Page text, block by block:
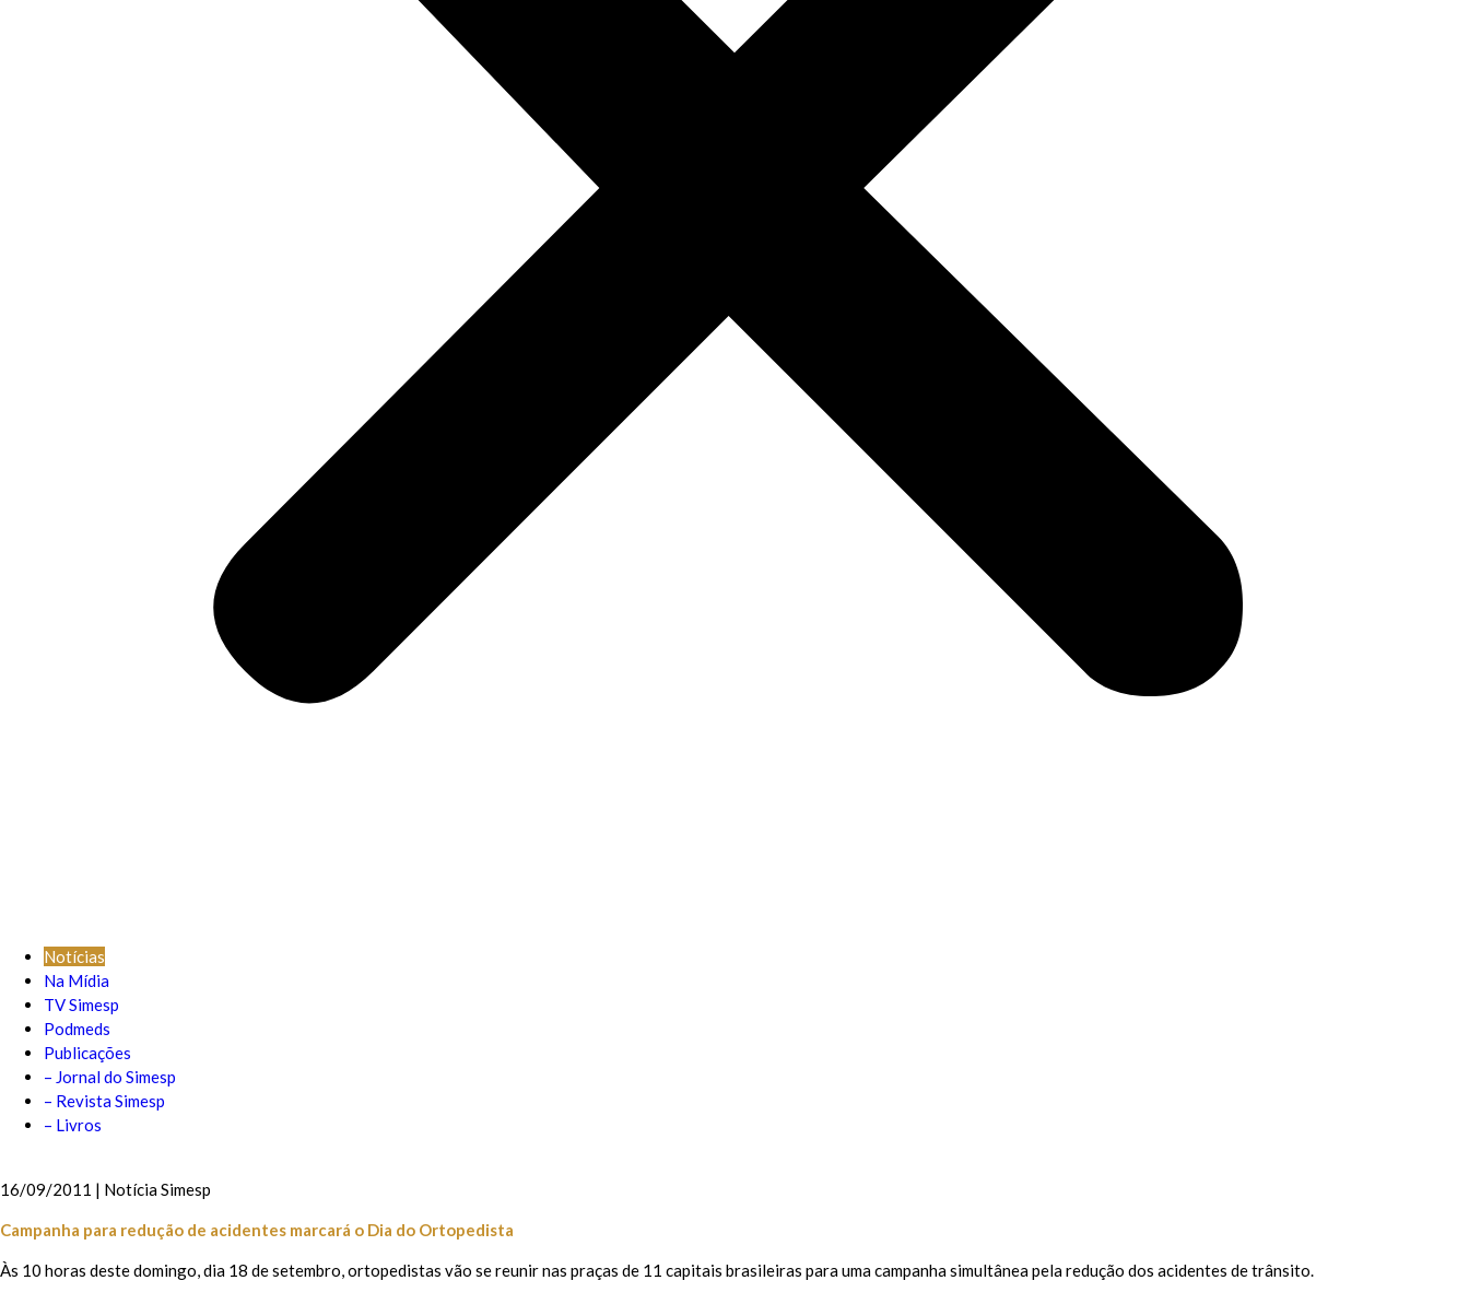
Notícias
Na Mídia
TV Simesp
Podmeds
Publicações
– Jornal do Simesp
– Revista Simesp
– Livros
16/09/2011 | Notícia Simesp
Campanha para redução de acidentes marcará o Dia do Ortopedista
Às 10 horas deste domingo, dia 18 de setembro, ortopedistas vão se reunir nas praças de 11 capitais brasileiras para uma campanha simultânea pela redução dos acidentes de trânsito.